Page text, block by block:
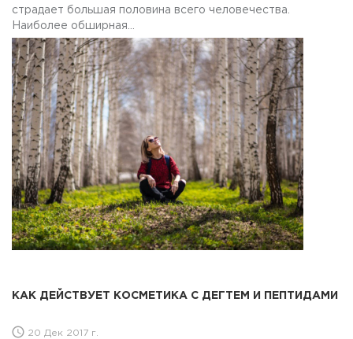
страдает большая половина всего человечества.
Наиболее обширная...
КАК ДЕЙСТВУЕТ КОСМЕТИКА С ДЕГТЕМ И ПЕПТИДАМИ
20 Дек 2017 г.